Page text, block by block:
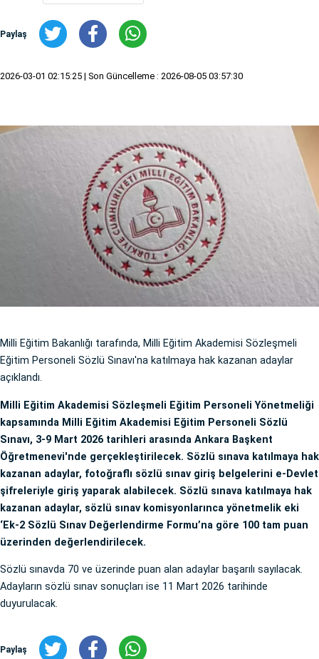
Paylaş
2026-03-01 02:15:25 | Son Güncelleme : 2026-08-05 03:57:30
Milli Eğitim Bakanlığı tarafında, Milli Eğitim Akademisi Sözleşmeli
Eğitim Personeli Sözlü Sınavı'na katılmaya hak kazanan adaylar
açıklandı.
Milli Eğitim Akademisi Sözleşmeli Eğitim Personeli Yönetmeliği
kapsamında Milli Eğitim Akademisi Eğitim Personeli Sözlü
Sınavı, 3-9 Mart 2026 tarihleri arasında Ankara Başkent
Öğretmenevi'nde gerçekleştirilecek. Sözlü sınava katılmaya hak
kazanan adaylar, fotoğraflı sözlü sınav giriş belgelerini e-Devlet
şifreleriyle giriş yaparak alabilecek. Sözlü sınava katılmaya hak
kazanan adaylar, sözlü sınav komisyonlarınca yönetmelik eki
‘Ek-2 Sözlü Sınav Değerlendirme Formu’na göre 100 tam puan
üzerinden değerlendirilecek.
Sözlü sınavda 70 ve üzerinde puan alan adaylar başarılı sayılacak.
Adayların sözlü sınav sonuçları ise 11 Mart 2026 tarihinde
duyurulacak.
Paylaş